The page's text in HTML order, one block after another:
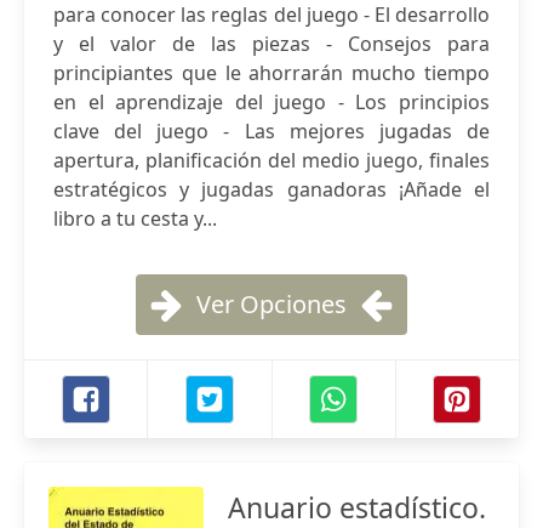
para conocer las reglas del juego - El desarrollo
y el valor de las piezas - Consejos para
principiantes que le ahorrarán mucho tiempo
en el aprendizaje del juego - Los principios
clave del juego - Las mejores jugadas de
apertura, planificación del medio juego, finales
estratégicos y jugadas ganadoras ¡Añade el
libro a tu cesta y...
Ver Opciones
Anuario estadístico.